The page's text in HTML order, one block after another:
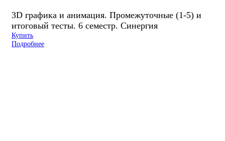
3D графика и анимация. Промежуточные (1-5) и
итоговый тесты. 6 семестр. Синергия
Купить
Подробнее